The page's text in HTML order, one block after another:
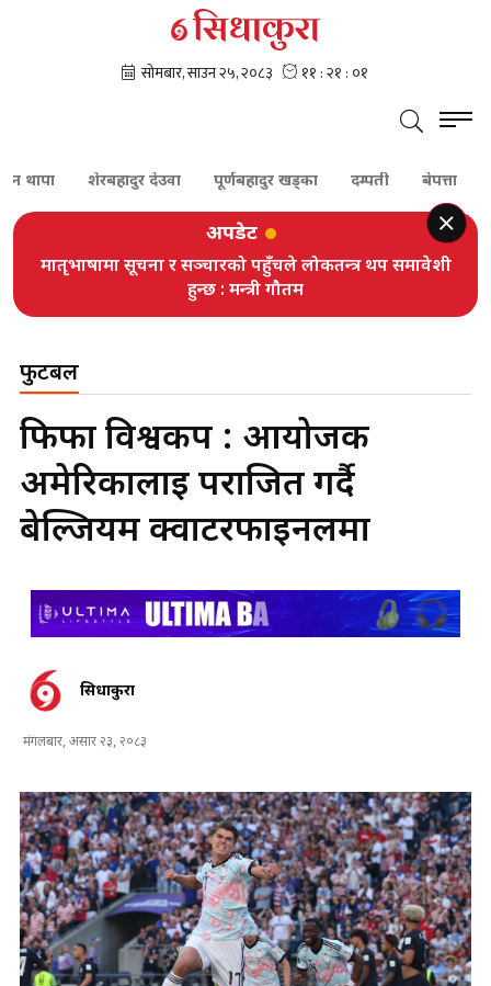
शेरबहादुर देउवा पूर्णबहादुर खड्का दम्पती बेपत्ता
अपडेट
मातृभाषामा सूचना र सञ्चारको पहुँचले लोकतन्त्र थप समावेशी
हुन्छ : मन्त्री गौतम
फुटबल
फिफा विश्वकप : आयोजक
अमेरिकालाई पराजित गर्दै
बेल्जियम क्वार्टरफाइनलमा
सिधाकुरा
मंगलबार, असार २३, २०८३